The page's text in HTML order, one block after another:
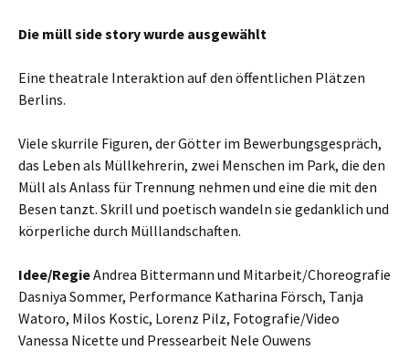
Die müll side story wurde ausgewählt
Eine theatrale Interaktion auf den öffentlichen Plätzen
Berlins.
Viele skurrile Figuren, der Götter im Bewerbungsgespräch,
das Leben als Müllkehrerin, zwei Menschen im Park, die den
Müll als Anlass für Trennung nehmen und eine die mit den
Besen tanzt. Skrill und poetisch wandeln sie gedanklich und
körperliche durch Mülllandschaften.
Idee/RegieAndrea Bittermann und Mitarbeit/Choreografie
Dasniya Sommer, Performance Katharina Försch, Tanja
Watoro, Milos Kostic, Lorenz Pilz, Fotografie/Video
Vanessa Nicette und Pressearbeit Nele Ouwens